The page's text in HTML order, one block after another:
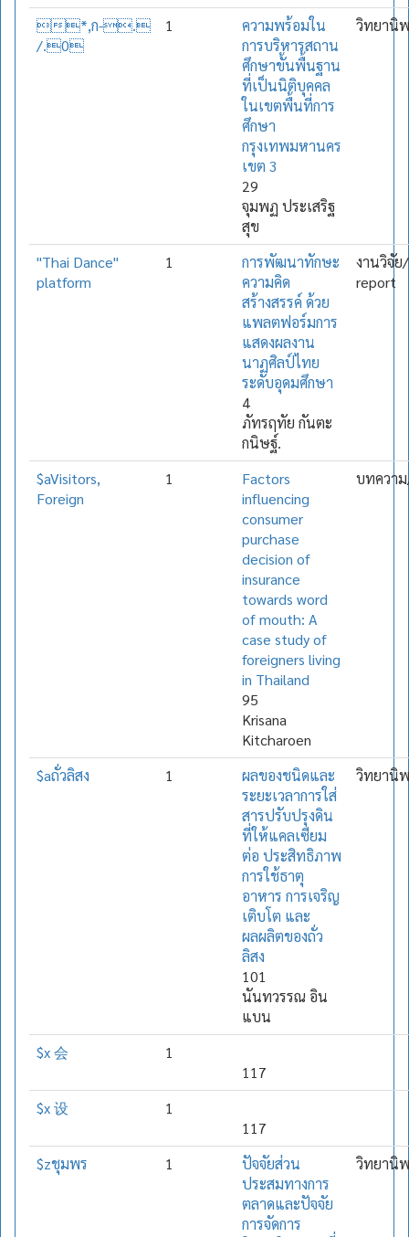
*,ก-.
/.0
1
ความพร้อมใน
การบริหารสถาน
ศึกษาขั้นพื้นฐาน
ที่เป็นนิติบุคคล
ในเขตพื้นที่การ
ศึกษา
กรุงเทพมหานคร
เขต 3
29
จุมพฏ ประเสริฐ
สุข
วิทยานิ
"Thai Dance"
platform
1
การพัฒนาทักษะ
ความคิด
สร้างสรรค์ ด้วย
แพลตฟอร์มการ
แสดงผลงาน
นาฏศิลป์ไทย
ระดับอุดมศึกษา
4
ภัทรฤทัย กันตะ
กนิษฐ์.
งานวิจัย
report
$aVisitors,
Foreign
1
Factors
influencing
consumer
purchase
decision of
insurance
towards word
of mouth: A
case study of
foreigners living
in Thailand
95
Krisana
Kitcharoen
บทควา
$aถั่วลิสง 1
ผลของชนิดและ
ระยะเวลาการใส่
สารปรับปรุงดิน
ที่ให้แคลเซียม
ต่อ ประสิทธิภาพ
การใช้ธาตุ
อาหาร การเจริญ
เติบโต และ
ผลผลิตของถั่ว
ลิสง
101
นันทวรรณ อิน
แบน
วิทยานิ
$x 会
1
117
$x 设
1
117
$zชุมพร
1
ปัจจัยส่วน
ประสมทางการ
ตลาดและปัจจัย
การจัดการ
วิทยานิ